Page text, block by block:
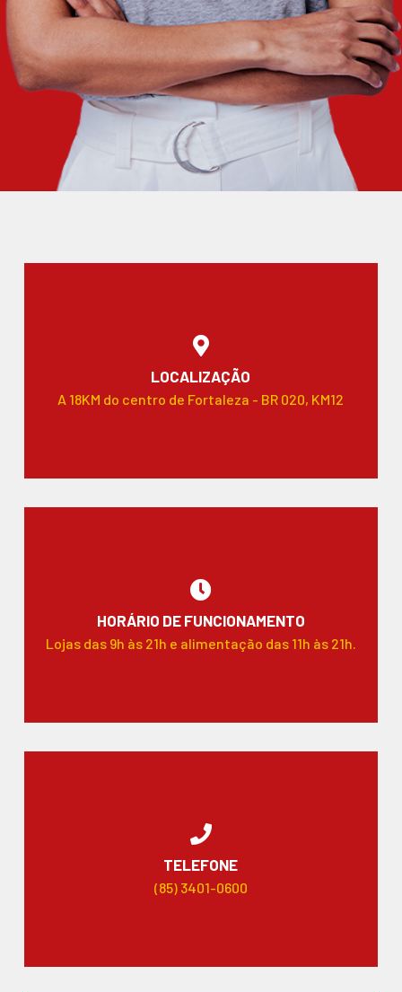
LOCALIZAÇÃO
A 18KM do centro de Fortaleza - BR 020, KM12
HORÁRIO DE FUNCIONAMENTO
Lojas das 9h às 21h e alimentação das 11h às 21h.
TELEFONE
(85) 3401-0600